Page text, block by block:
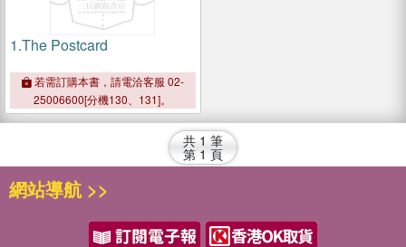
1.The Postcard
若需訂購本書，請電洽客服 02-
25006600[分機130、131]。
共 1 筆
第 1 頁
網站導航 >>